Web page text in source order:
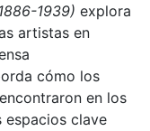
1939) explora
artistas en
cómo los
en los
espacios clave